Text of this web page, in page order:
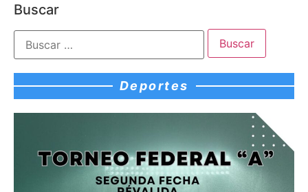
Buscar
Deportes